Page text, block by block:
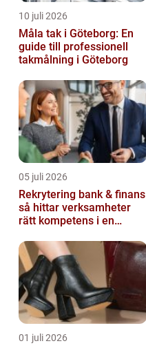
10 juli 2026
Måla tak i Göteborg: En
guide till professionell
takmålning i Göteborg
05 juli 2026
Rekrytering bank & finans
så hittar verksamheter
rätt kompetens i en
01 juli 2026